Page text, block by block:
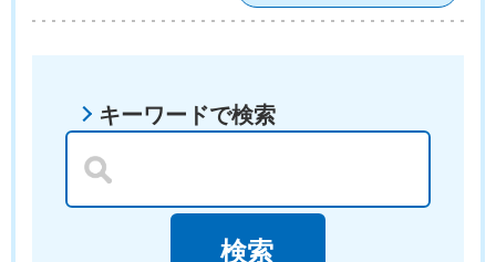
キーワードで検索